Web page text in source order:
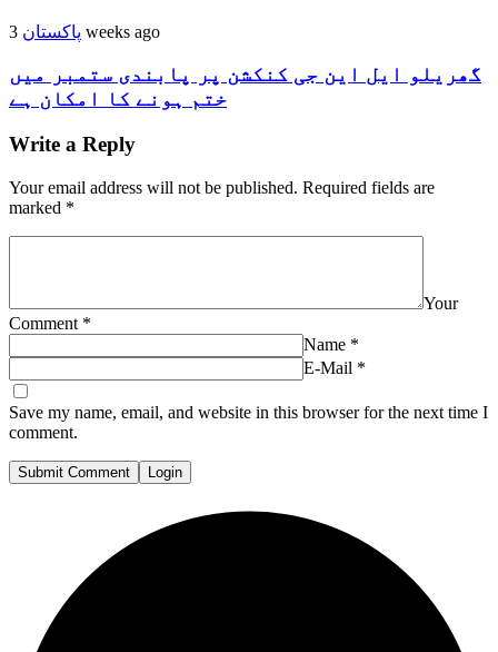
پاکستان 3 weeks ago
گھریلو ایل این جی کنکشن پر پابندی ستمبر میں
ختم ہونے کا امکان ہے
Write a Reply
Your email address will not be published. Required fields are
marked *
Your
Comment *
Name *
E-Mail *
Save my name, email, and website in this browser for the next time I
comment.
Submit Comment Login